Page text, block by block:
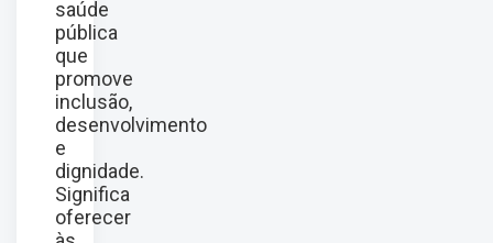
saúde
pública
que
promove
inclusão,
desenvolvimento
e
dignidade.
Significa
oferecer